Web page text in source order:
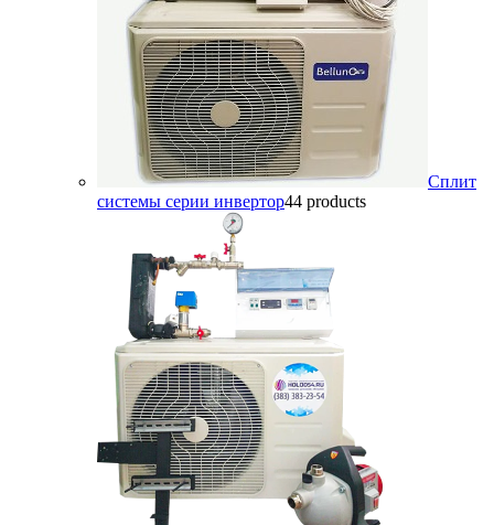
Сплит
системы серии инвертор44 products